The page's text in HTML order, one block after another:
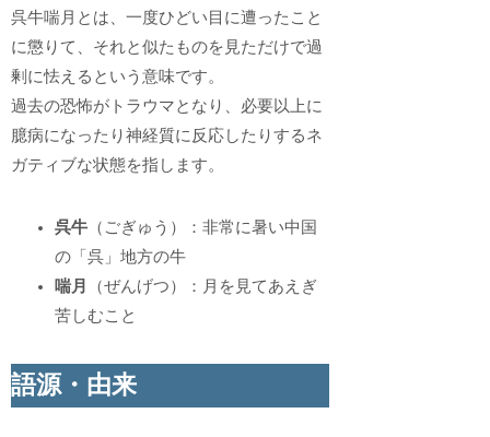
呉牛喘月とは、一度ひどい目に遭ったこと
に懲りて、それと似たものを見ただけで過
剰に怯えるという意味です。
過去の恐怖がトラウマとなり、必要以上に
臆病になったり神経質に反応したりするネ
ガティブな状態を指します。
呉牛 （ごぎゅう）：非常に暑い中国
の「呉」地方の牛
喘月
（ぜんげつ）：月を見てあえぎ
苦しむこと
語源・由来